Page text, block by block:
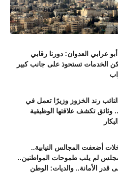
أبو عرابي العدوان: دورنا رقابي
الخدمات تستحوذ على جانب كبير
رند الخزوز وزيرًا تعمل في
تكشف علاقتها الوظيفية
أضعفت المجالس النيابية..
لم يلب طموحات المواطنين..
قدر الأمانة.. والديات: الوطن